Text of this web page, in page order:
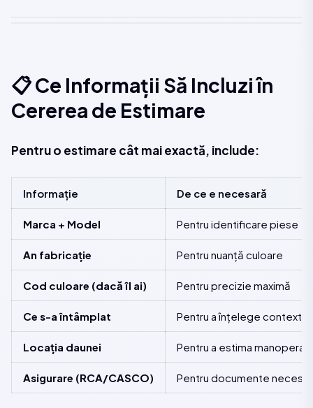
📋 Ce Informații Să Incluzi în
Cererea de Estimare
Pentru o estimare cât mai exactă, include:
Informație De ce e necesară
Marca + Model Pentru identificare piese
An fabricație Pentru nuanță culoare
Cod culoare (dacă îl ai) Pentru precizie maximă
Ce s-a întâmplat Pentru a înțelege contextul
Locația daunei Pentru a estima manopera
Asigurare (RCA/CASCO) Pentru documente